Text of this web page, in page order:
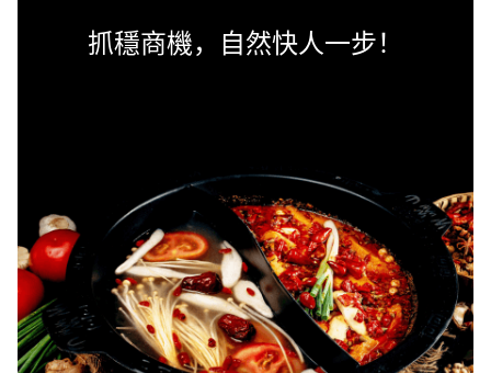
抓穩商機，自然快人一步！